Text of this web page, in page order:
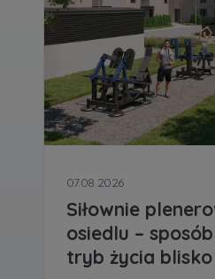
07.08.2026
Siłownie
osiedlu –
tryb życia